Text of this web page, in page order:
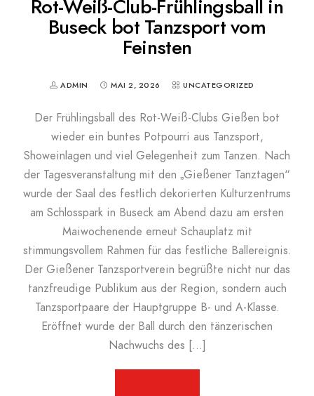
Rot-Weiß-Club-Frühlingsball in
Buseck bot Tanzsport vom
Feinsten
ADMIN MAI 2, 2026 UNCATEGORIZED
Der Frühlingsball des Rot-Weiß-Clubs Gießen bot
wieder ein buntes Potpourri aus Tanzsport,
Showeinlagen und viel Gelegenheit zum Tanzen. Nach
der Tagesveranstaltung mit den „Gießener Tanztagen“
wurde der Saal des festlich dekorierten Kulturzentrums
am Schlosspark in Buseck am Abend dazu am ersten
Maiwochenende erneut Schauplatz mit
stimmungsvollem Rahmen für das festliche Ballereignis.
Der Gießener Tanzsportverein begrüßte nicht nur das
tanzfreudige Publikum aus der Region, sondern auch
Tanzsportpaare der Hauptgruppe B- und A-Klasse.
Eröffnet wurde der Ball durch den tänzerischen
Nachwuchs des […]